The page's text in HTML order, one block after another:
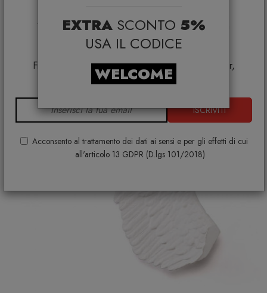
*Coupon non cumulabile con altre promo e non
applicabile su:
Smeg, Bontempi Casa, Samsonite, BBB Italia,
Franke, Gufram, Memphis, Plust, Samsung, Faber,
Dunavox, Zafferano, VG, Slide
ISCRIVITI
Acconsento al trattamento dei dati ai sensi e per gli effetti di cui
all'articolo 13 GDPR (D.lgs 101/2018)
EXTRA SCONTO 5%
USA IL CODICE
WELCOME